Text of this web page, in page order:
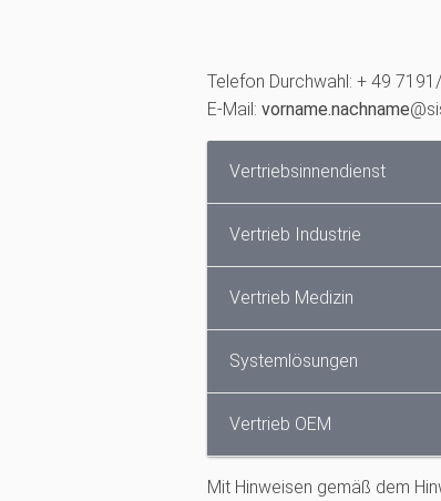
Telefon Durchwahl: + 49
E-Mail: vorname.nachname
Vertriebsinnendienst
Vertrieb Industrie
Vertrieb Medizin
Systemlösungen
Vertrieb OEM
Mit Hinweisen gemäß dem